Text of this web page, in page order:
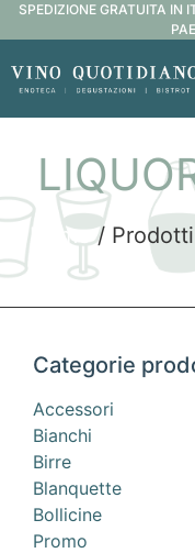
SPEDIZIONE GRATUITA IN
Home/ Prodotti
Categorie
Accessori
Bianchi
Birre
Blanquette
Bollicine
Promo